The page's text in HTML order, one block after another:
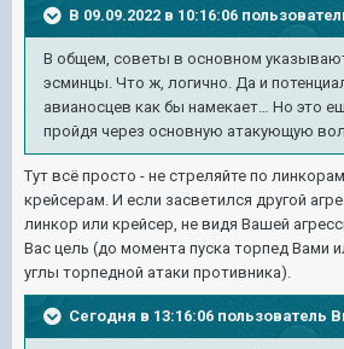
В 09.09.2022 в 10:16:06
В общем, советы в основном
эсминцы. Что ж, логично. Да и
авианосцев как бы намекает… Но это
пройдя через основную атакующую
Тут всё просто - не стреляйте по
крейсерам. И если засветился другой
линкор или крейсер, не видя Вашей
Вас цель (до момента пуска торпед Вами
углы торпедной атаки противника).
Сегодня в 13:16:06 пользователь